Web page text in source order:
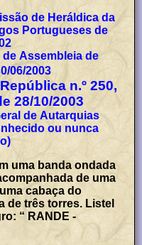
de Heráldica da
Portugueses de
Assembleia de
06/2003
n.º 250,
28/10/2003
de Autarquias
ou nunca
uma banda ondada
de uma
cabaça do
de três torres. Listel
“ RANDE -